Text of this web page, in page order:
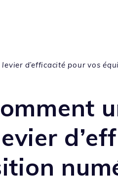
d’efficacité pour vos